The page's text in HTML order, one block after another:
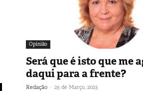
Opinião
Será que é isto que me
daqui para a frente?
Redação - 25 de Março, 2023